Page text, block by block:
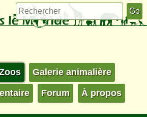
Galerie animalière
Forum À propos